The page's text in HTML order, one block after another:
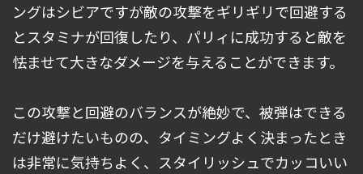
ングはシビアですが敵の攻撃をギリギリで回避する
とスタミナが回復したり、パリィに成功すると敵を
怯ませて大きなダメージを与えることができます。
この攻撃と回避のバランスが絶妙で、被弾はできる
だけ避けたいものの、タイミングよく決まったとき
は非常に気持ちよく、スタイリッシュでカッコいい